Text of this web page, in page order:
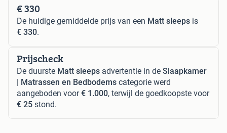
€ 330
De huidige gemiddelde prijs van een Matt sleeps is
€ 330.
Prijscheck
De duurste Matt sleeps advertentie in de Slaapkamer
| Matrassen en Bedbodems categorie werd
aangeboden voor€ 1.000, terwijl de goedkoopste voor
€ 25 stond.